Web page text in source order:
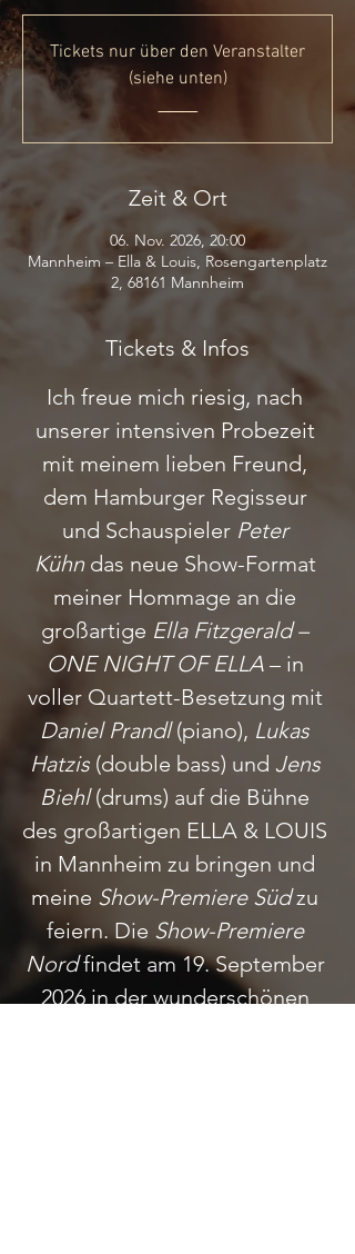
Tickets nur über den Veranstalter
(siehe unten)
_____
Zeit & Ort
06. Nov. 2026, 20:00
Mannheim – Ella & Louis, Rosengartenplatz
2, 68161 Mannheim
Tickets & Infos
Ich freue mich riesig, nach
unserer intensiven Probezeit
mit meinem lieben Freund,
dem Hamburger Regisseur
und Schauspieler Peter
Kühn das neue Show-Format
meiner Hommage an die
großartige Ella Fitzgerald –
ONE NIGHT OF ELLA – in
voller Quartett-Besetzung mit
Daniel Prandl (piano), Lukas
Hatzis (double bass) und Jens
Biehl (drums) auf die Bühne
des großartigen ELLA & LOUIS
in Mannheim zu bringen und
meine Show-Premiere Süd zu
feiern. Die Show-Premiere
Nord findet am 19. September
2026 in der wunderschönen